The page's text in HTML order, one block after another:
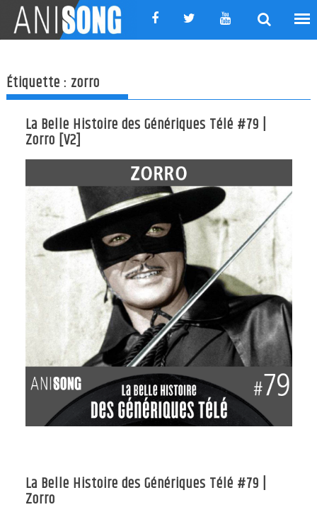
content
Étiquette : zorro
La Belle Histoire des Génériques Télé #79 |
Zorro [V2]
La Belle Histoire des Génériques Télé #79 |
Zorro